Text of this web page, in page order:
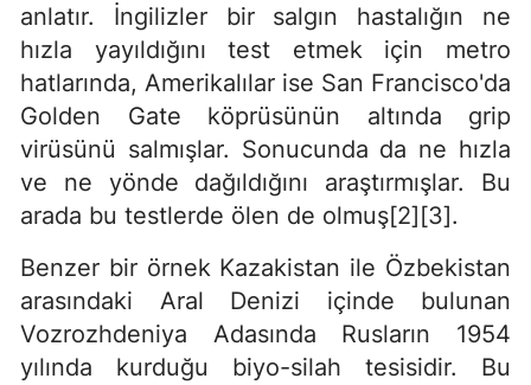
anlatır. İngilizler bir salgın hastalığın ne
hızla yayıldığını test etmek için metro
hatlarında, Amerikalılar ise San Francisco'da
Golden Gate köprüsünün altında grip
virüsünü salmışlar. Sonucunda da ne hızla
ve ne yönde dağıldığını araştırmışlar. Bu
arada bu testlerde ölen de olmuş[2][3].
Benzer bir örnek Kazakistan ile Özbekistan
arasındaki Aral Denizi içinde bulunan
Vozrozhdeniya Adasında Rusların 1954
yılında kurduğu biyo-silah tesisidir. Bu